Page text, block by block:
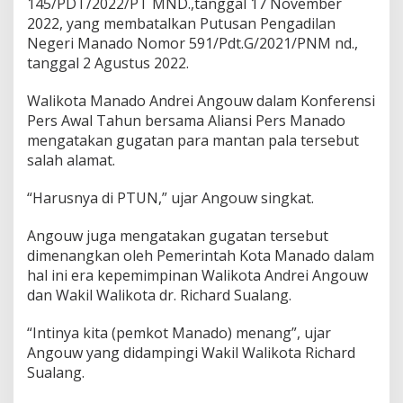
2022, yang membatalkan Putusan Pengadilan
Negeri Manado Nomor 591/Pdt.G/2021/PNM nd.,
tanggal 2 Agustus 2022.
Walikota Manado Andrei Angouw dalam Konferensi
Pers Awal Tahun bersama Aliansi Pers Manado
mengatakan gugatan para mantan pala tersebut
salah alamat.
“Harusnya di PTUN,” ujar Angouw singkat.
Angouw juga mengatakan gugatan tersebut
dimenangkan oleh Pemerintah Kota Manado dalam
hal ini era kepemimpinan Walikota Andrei Angouw
dan Wakil Walikota dr. Richard Sualang.
“Intinya kita (pemkot Manado) menang”, ujar
Angouw yang didampingi Wakil Walikota Richard
Sualang.